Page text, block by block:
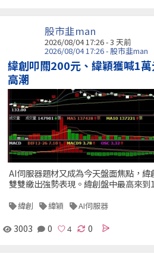
股市韭man
2026/08/04 17:26 - 3 天前
2026/08/04 17:26 - 股市韭man
緯創叩關200元、緯穎獲喊1
高潮
AI伺服器題材又成為今天盤面焦點，緯
雙雙繳出強勢表現。緯創盤中最高來到
緯創 緯穎 AI伺服器
3003 0 0